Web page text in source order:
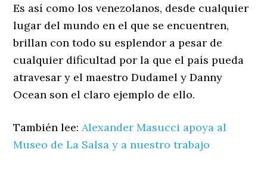
Es así como los venezolanos, desde cualquier
lugar del mundo en el que se encuentren,
brillan con todo su esplendor a pesar de
cualquier dificultad por la que el país pueda
atravesar y el maestro Dudamel y Danny
Ocean son el claro ejemplo de ello.
También lee:Alexander Masucci apoya al
Museo de La Salsa y a nuestro trabajo